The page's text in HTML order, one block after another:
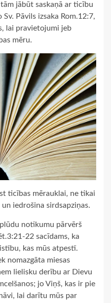
jābūt saskaņā ar ticību
Pāvils izsaka Rom.12:7,
lai pravietojumi jeb
mēru.
ticības mērauklai, ne tikai
iedrošina sirdsapziņas.
notikumu pārvērš
22 sacīdams, ka
kas mūs atpestī.
nomazgāta miesas
lielisku derību ar Dievu
jo Viņš, kas ir pie
lai darītu mūs par